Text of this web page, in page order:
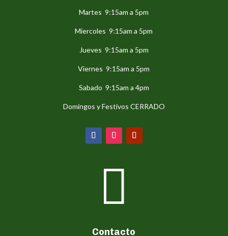
Martes 9:15am a 5pm
Miercoles 9:15am a 5pm
Jueves 9:15am a 5pm
Viernes 9:15am a 5pm
Sabado 9:15am a 4pm
Domingos y Festivos CERRADO

Contacto